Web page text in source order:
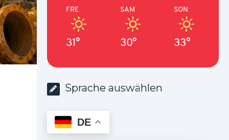
FRE
31°
SAM
30°
SON
33°
Sprache auswählen
DE